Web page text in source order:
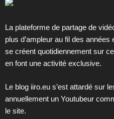
La plateforme de partage de
plus d’ampleur au fil des
se créent quotidiennement sur
en font une activité exclusive.
Le blog iiro.eu s’est attardé sur
annuellement un Youtubeur
le site.